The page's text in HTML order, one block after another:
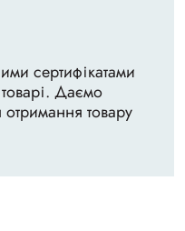
сертифікатами
товарі. Даємо
товару